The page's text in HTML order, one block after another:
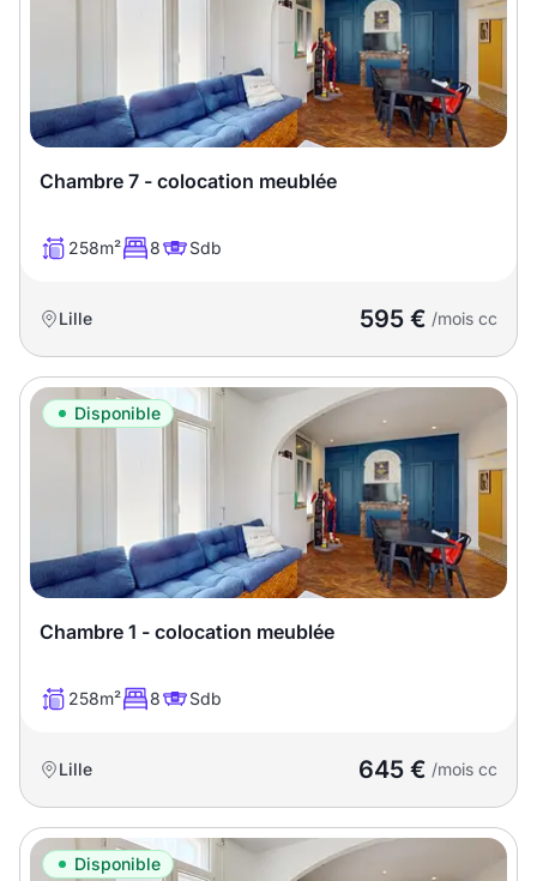
Chambre 7 - colocation meublée
258m² 8 Sdb
Lille 595 € /mois cc
Disponible
Chambre 1 - colocation meublée
258m² 8 Sdb
Lille 645 € /mois cc
Disponible